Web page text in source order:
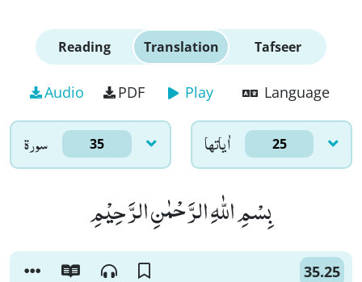
Reading Translation Tafseer
Audio PDF Play Language
سورۃ 35 اٰياتها 25
بِسْمِ اللّٰهِ الرَّحْمٰنِ الرَّحِیْمِ
35.25